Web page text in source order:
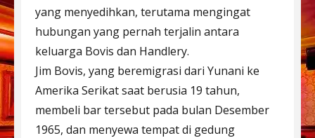
yang menyedihkan, terutama mengingat
hubungan yang pernah terjalin antara
keluarga Bovis dan Handlery.
Jim Bovis, yang beremigrasi dari Yunani ke
Amerika Serikat saat berusia 19 tahun,
membeli bar tersebut pada bulan Desember
1965, dan menyewa tempat di gedung